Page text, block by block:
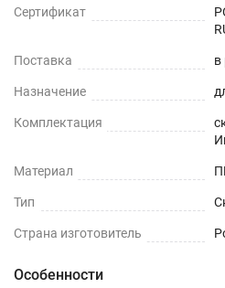
Сертификат
Поставка в
Назначение
Комплектация
Материал
Тип
Страна изготовитель
Особенности